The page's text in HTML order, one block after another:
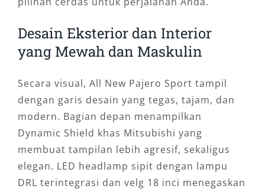
Desain Eksterior dan Interior
yang Mewah dan Maskulin
Secara visual, All New Pajero Sport tampil
dengan garis desain yang tegas, tajam, dan
modern. Bagian depan menampilkan
Dynamic Shield khas Mitsubishi yang
membuat tampilan lebih agresif, sekaligus
elegan. LED headlamp sipit dengan lampu
DRL terintegrasi dan velg 18 inci menegaskan